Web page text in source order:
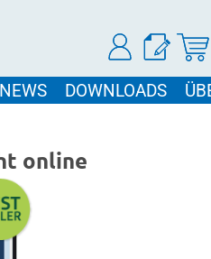
NEWS DOWNLOADS
online